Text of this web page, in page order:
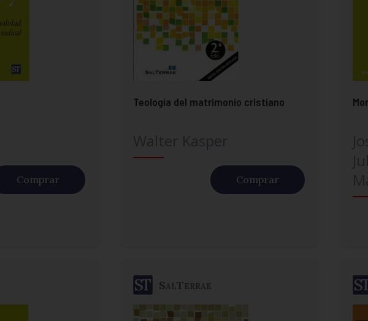
Comprar
Teología del matrimonio cristiano
Comprar
SalTerrae